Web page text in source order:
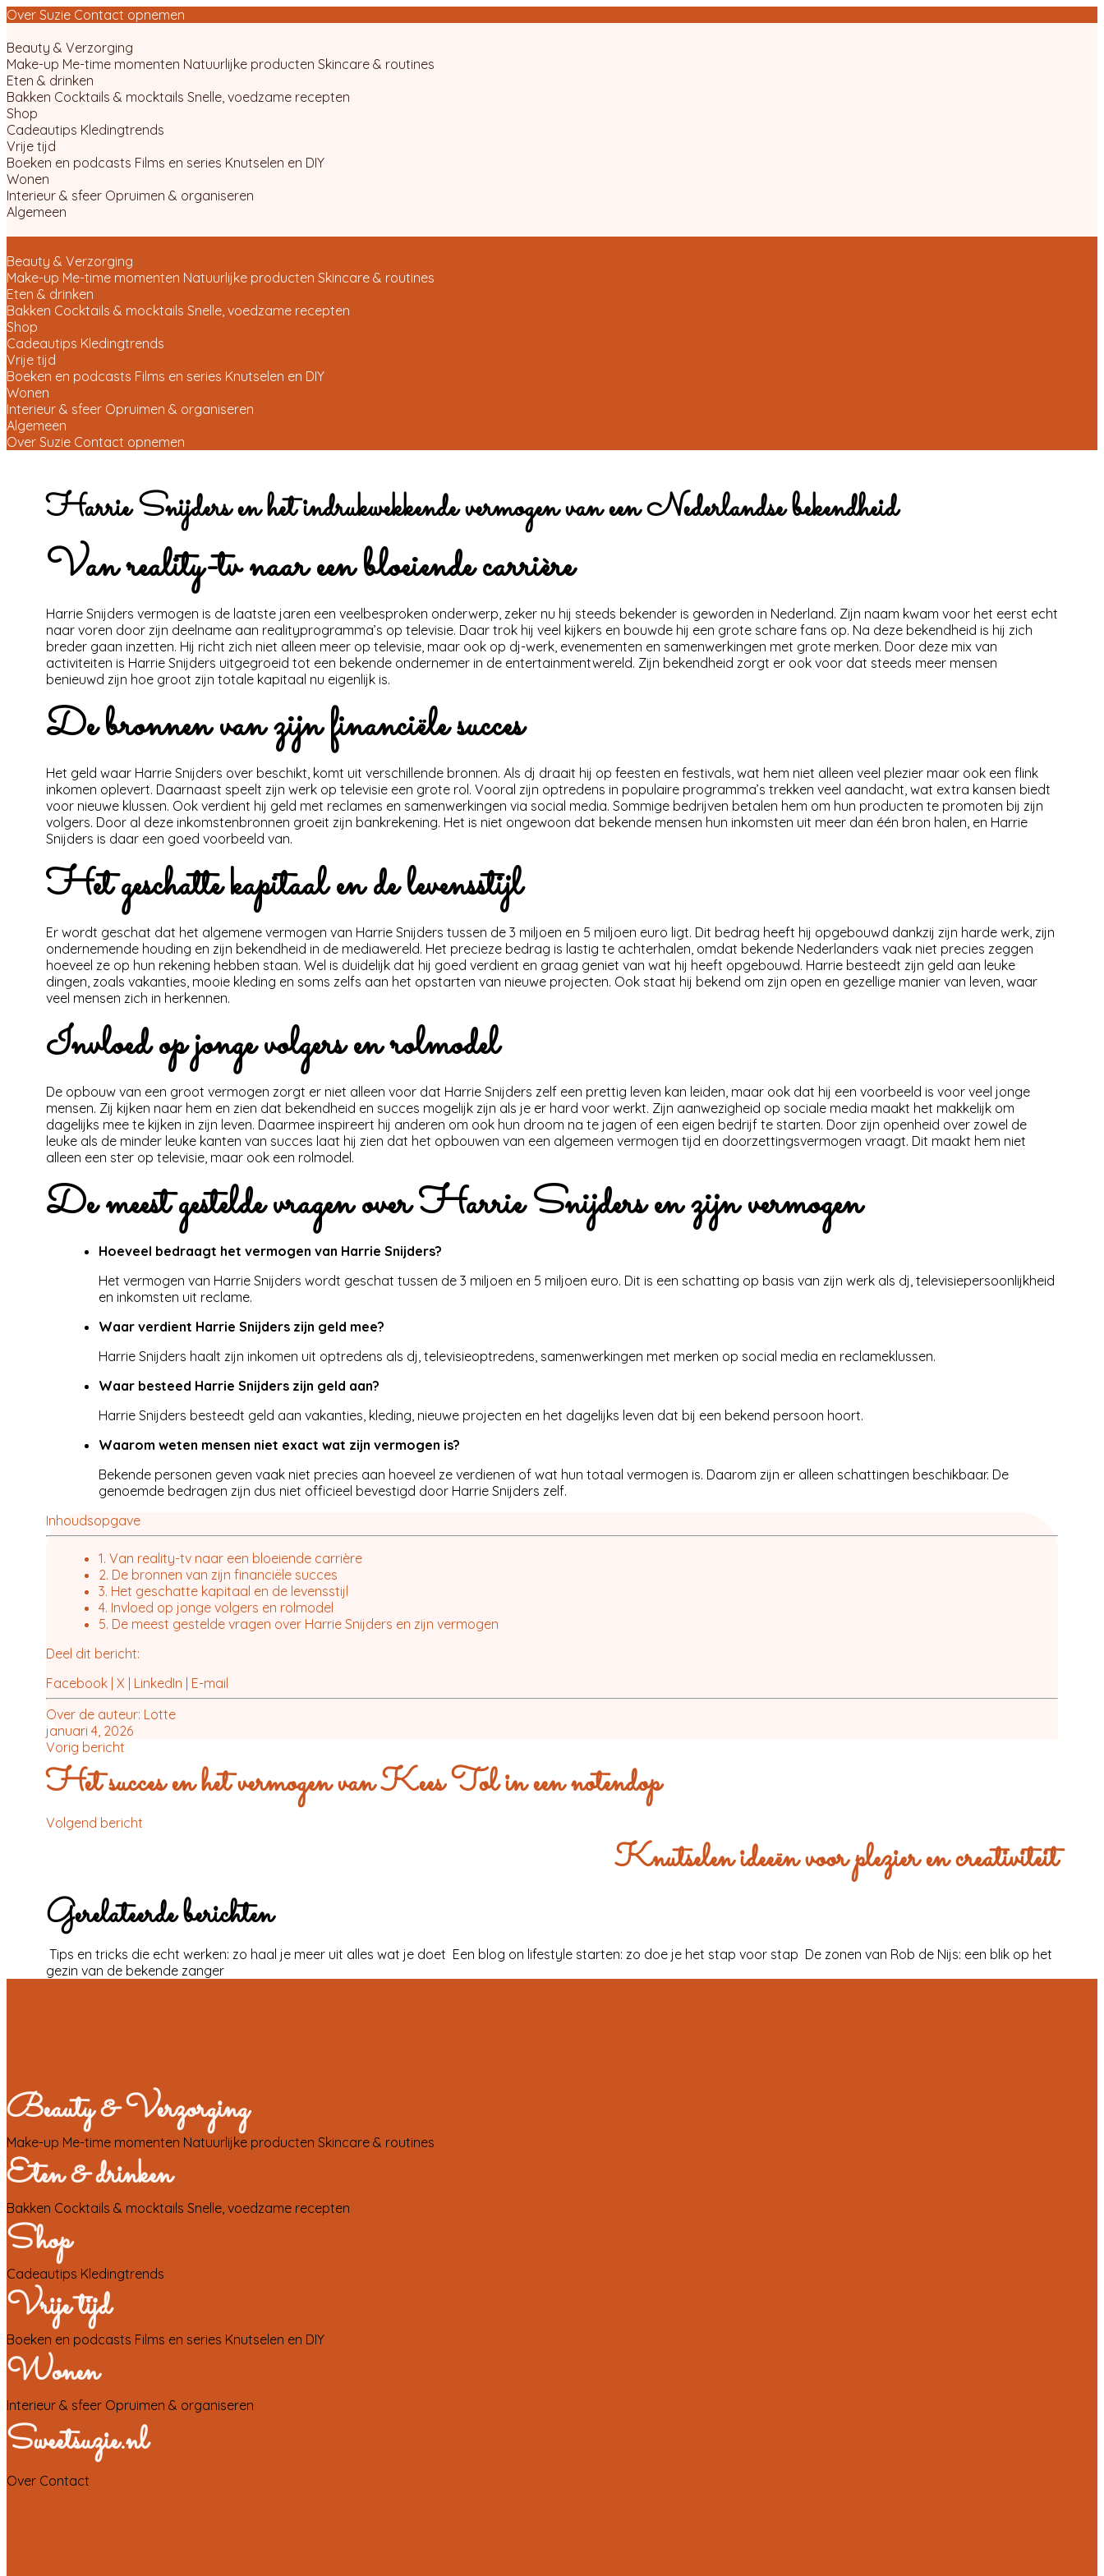
Over Suzie Contact opnemen
Beauty & Verzorging
Make-up Me-time momenten Natuurlijke producten Skincare & routines
Eten & drinken
Bakken Cocktails & mocktails Snelle, voedzame recepten
Shop
Cadeautips Kledingtrends
Vrije tijd
Boeken en podcasts Films en series Knutselen en DIY
Wonen
Interieur & sfeer Opruimen & organiseren
Algemeen
Beauty & Verzorging
Make-up Me-time momenten Natuurlijke producten Skincare & routines
Eten & drinken
Bakken Cocktails & mocktails Snelle, voedzame recepten
Shop
Cadeautips Kledingtrends
Vrije tijd
Boeken en podcasts Films en series Knutselen en DIY
Wonen
Interieur & sfeer Opruimen & organiseren
Algemeen
Over Suzie Contact opnemen
Harrie Snijders en het indrukwekkende vermogen van een Nederlandse bekendheid
Van reality-tv naar een bloeiende carrière
Harrie Snijders vermogen is de laatste jaren een veelbesproken onderwerp, zeker nu hij steeds bekender is geworden in Nederland. Zijn naam kwam voor het eerst echt
naar voren door zijn deelname aan realityprogramma’s op televisie. Daar trok hij veel kijkers en bouwde hij een grote schare fans op. Na deze bekendheid is hij zich
breder gaan inzetten. Hij richt zich niet alleen meer op televisie, maar ook op dj-werk, evenementen en samenwerkingen met grote merken. Door deze mix van
activiteiten is Harrie Snijders uitgegroeid tot een bekende ondernemer in de entertainmentwereld. Zijn bekendheid zorgt er ook voor dat steeds meer mensen
benieuwd zijn hoe groot zijn totale kapitaal nu eigenlijk is.
De bronnen van zijn financiële succes
Het geld waar Harrie Snijders over beschikt, komt uit verschillende bronnen. Als dj draait hij op feesten en festivals, wat hem niet alleen veel plezier maar ook een flink
inkomen oplevert. Daarnaast speelt zijn werk op televisie een grote rol. Vooral zijn optredens in populaire programma’s trekken veel aandacht, wat extra kansen biedt
voor nieuwe klussen. Ook verdient hij geld met reclames en samenwerkingen via social media. Sommige bedrijven betalen hem om hun producten te promoten bij zijn
volgers. Door al deze inkomstenbronnen groeit zijn bankrekening. Het is niet ongewoon dat bekende mensen hun inkomsten uit meer dan één bron halen, en Harrie
Snijders is daar een goed voorbeeld van.
Het geschatte kapitaal en de levensstijl
Er wordt geschat dat het algemene vermogen van Harrie Snijders tussen de 3 miljoen en 5 miljoen euro ligt. Dit bedrag heeft hij opgebouwd dankzij zijn harde werk, zijn
ondernemende houding en zijn bekendheid in de mediawereld. Het precieze bedrag is lastig te achterhalen, omdat bekende Nederlanders vaak niet precies zeggen
hoeveel ze op hun rekening hebben staan. Wel is duidelijk dat hij goed verdient en graag geniet van wat hij heeft opgebouwd. Harrie besteedt zijn geld aan leuke
dingen, zoals vakanties, mooie kleding en soms zelfs aan het opstarten van nieuwe projecten. Ook staat hij bekend om zijn open en gezellige manier van leven, waar
veel mensen zich in herkennen.
Invloed op jonge volgers en rolmodel
De opbouw van een groot vermogen zorgt er niet alleen voor dat Harrie Snijders zelf een prettig leven kan leiden, maar ook dat hij een voorbeeld is voor veel jonge
mensen. Zij kijken naar hem en zien dat bekendheid en succes mogelijk zijn als je er hard voor werkt. Zijn aanwezigheid op sociale media maakt het makkelijk om
dagelijks mee te kijken in zijn leven. Daarmee inspireert hij anderen om ook hun droom na te jagen of een eigen bedrijf te starten. Door zijn openheid over zowel de
leuke als de minder leuke kanten van succes laat hij zien dat het opbouwen van een algemeen vermogen tijd en doorzettingsvermogen vraagt. Dit maakt hem niet
alleen een ster op televisie, maar ook een rolmodel.
De meest gestelde vragen over Harrie Snijders en zijn vermogen
Hoeveel bedraagt het vermogen van Harrie Snijders?
Het vermogen van Harrie Snijders wordt geschat tussen de 3 miljoen en 5 miljoen euro. Dit is een schatting op basis van zijn werk als dj, televisiepersoonlijkheid
en inkomsten uit reclame.
Waar verdient Harrie Snijders zijn geld mee?
Harrie Snijders haalt zijn inkomen uit optredens als dj, televisieoptredens, samenwerkingen met merken op social media en reclameklussen.
Waar besteed Harrie Snijders zijn geld aan?
Harrie Snijders besteedt geld aan vakanties, kleding, nieuwe projecten en het dagelijks leven dat bij een bekend persoon hoort.
Waarom weten mensen niet exact wat zijn vermogen is?
Bekende personen geven vaak niet precies aan hoeveel ze verdienen of wat hun totaal vermogen is. Daarom zijn er alleen schattingen beschikbaar. De
genoemde bedragen zijn dus niet officieel bevestigd door Harrie Snijders zelf.
Inhoudsopgave
1. Van reality-tv naar een bloeiende carrière
2. De bronnen van zijn financiële succes
3. Het geschatte kapitaal en de levensstijl
4. Invloed op jonge volgers en rolmodel
5. De meest gestelde vragen over Harrie Snijders en zijn vermogen
Deel dit bericht:
Facebook | X | LinkedIn | E-mail
Over de auteur: Lotte
januari 4, 2026
Vorig bericht
Het succes en het vermogen van Kees Tol in een notendop
Volgend bericht
Knutselen ideeën voor plezier en creativiteit
Gerelateerde berichten
Tips en tricks die echt werken: zo haal je meer uit alles wat je doet Een blog on lifestyle starten: zo doe je het stap voor stap De zonen van Rob de Nijs: een blik op het
gezin van de bekende zanger
Beauty & Verzorging
Make-up Me-time momenten Natuurlijke producten Skincare & routines
Eten & drinken
Bakken Cocktails & mocktails Snelle, voedzame recepten
Shop
Cadeautips Kledingtrends
Vrije tijd
Boeken en podcasts Films en series Knutselen en DIY
Wonen
Interieur & sfeer Opruimen & organiseren
Sweetsuzie.nl
Over Contact